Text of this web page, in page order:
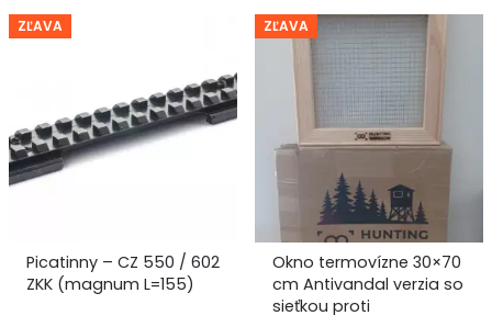
ZĽAVA
Okno termovízne 30×70
cm Antivandal verzia so
ZĽAVA
Neoprénový chránič
tlmič NEO SHOOTER L
dlhá verzia, čierny